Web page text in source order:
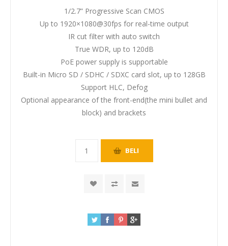
1/2.7” Progressive Scan CMOS
Up to 1920×1080@30fps for real-time output
IR cut filter with auto switch
True WDR, up to 120dB
PoE power supply is supportable
Built-in Micro SD / SDHC / SDXC card slot, up to 128GB
Support HLC, Defog
Optional appearance of the front-end(the mini bullet and
block) and brackets